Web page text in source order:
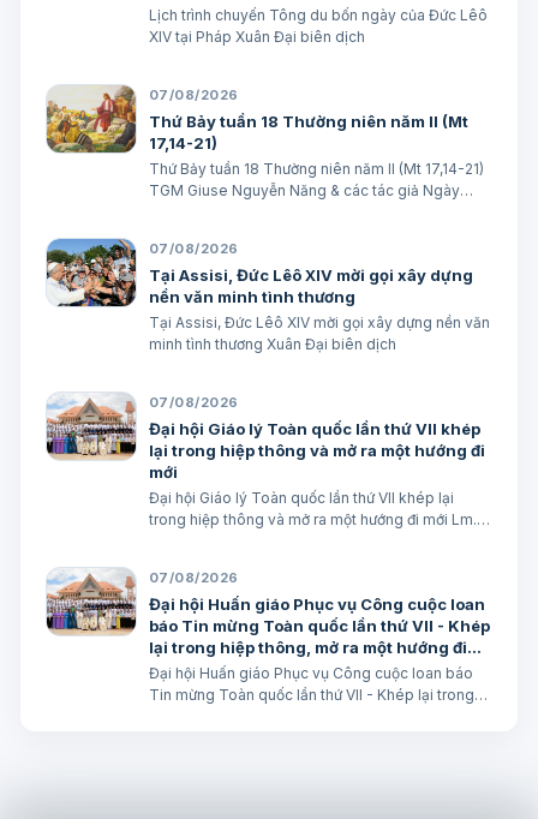
Lịch trình chuyến Tông du bốn ngày của Đức Lêô
XIV tại Pháp Xuân Đại biên dịch
07/08/2026
Thứ Bảy tuần 18 Thường niên năm II (Mt
17,14-21)
Thứ Bảy tuần 18 Thường niên năm II (Mt 17,14-21)
TGM Giuse Nguyễn Năng & các tác giả Ngày
(Mt 17,16) BÀI ĐỌC I (năm II): Kb 1, 12…
07/08/2026
Tại Assisi, Đức Lêô XIV mời gọi xây dựng
nền văn minh tình thương
Tại Assisi, Đức Lêô XIV mời gọi xây dựng nền văn
minh tình thương Xuân Đại biên dịch
07/08/2026
Đại hội Giáo lý Toàn quốc lần thứ VII khép
lại trong hiệp thông và mở ra một hướng đi
mới
Đại hội Giáo lý Toàn quốc lần thứ VII khép lại
trong hiệp thông và mở ra một hướng đi mới Lm.
07/08/2026
Đại hội Huấn giáo Phục vụ Công cuộc loan
báo Tin mừng Toàn quốc lần thứ VII - Khép
lại trong hiệp thông, mở ra một hướng đi
mới cho công cuộc huấn giáo Việt Nam
Đại hội Huấn giáo Phục vụ Công cuộc loan báo
Tin mừng Toàn quốc lần thứ VII - Khép lại trong